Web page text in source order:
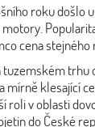
roku došlo
cena
trhu
mírně klesající
roli v oblasti
do České